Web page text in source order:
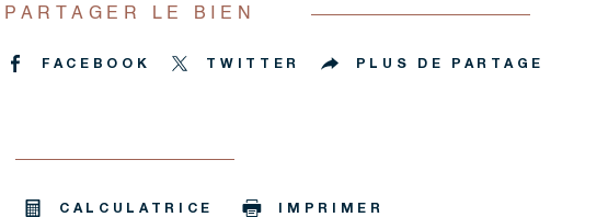
PARTAGER LE BIEN
FACEBOOK TWITTER PLUS DE PARTAGE
CALCULATRICE IMPRIMER